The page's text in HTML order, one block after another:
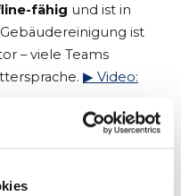
fähig und ist in
ist
– viele Teams
▶ Video: